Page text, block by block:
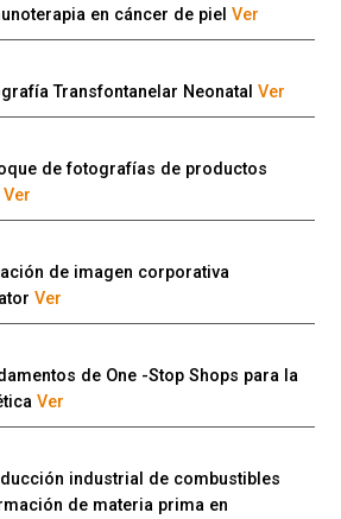
en cáncer de pielVer
Transfontanelar NeonatalVer
de fotografías de productos
Ver
de imagen corporativa
Ver
de One -Stop Shops para la
Ver
industrial de combustibles
de materia prima en